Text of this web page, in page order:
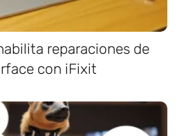
reparaciones de
con iFixit